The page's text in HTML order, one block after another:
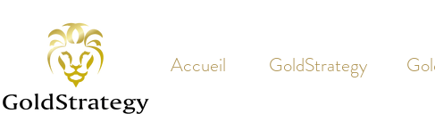
Accueil GoldStrategy